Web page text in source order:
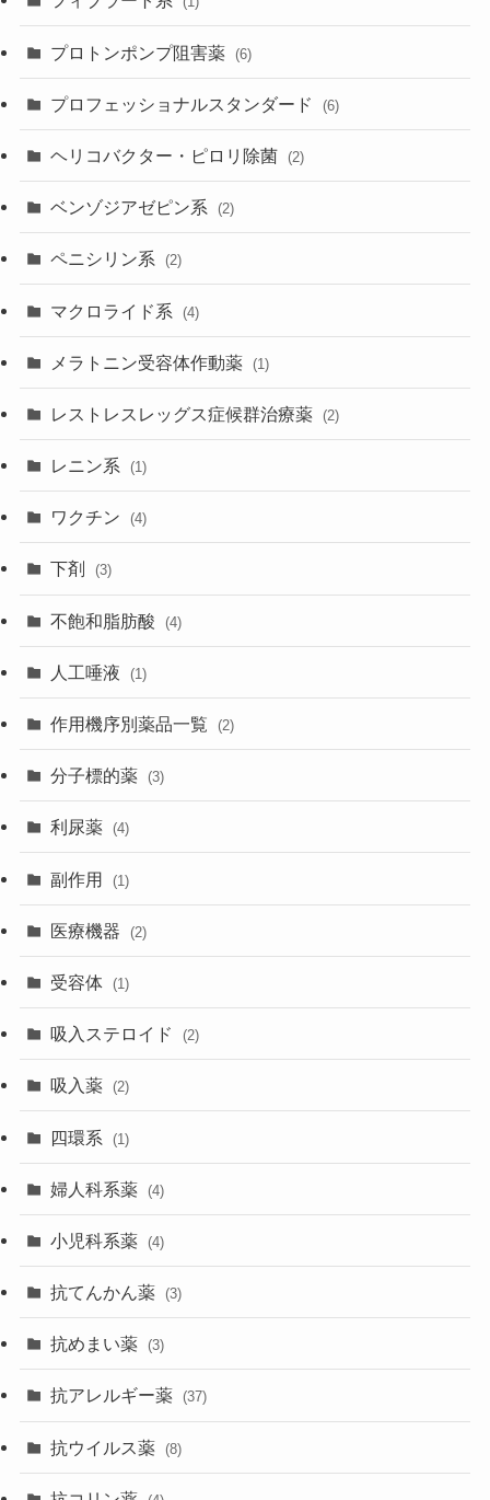
プロトンポンプ阻害薬 (6)
プロフェッショナルスタンダード (6)
ヘリコバクター・ピロリ除菌 (2)
ベンゾジアゼピン系 (2)
ペニシリン系 (2)
マクロライド系 (4)
メラトニン受容体作動薬 (1)
レストレスレッグス症候群治療薬 (2)
レニン系 (1)
ワクチン (4)
下剤 (3)
不飽和脂肪酸 (4)
人工唾液 (1)
作用機序別薬品一覧 (2)
分子標的薬 (3)
利尿薬 (4)
副作用 (1)
医療機器 (2)
受容体 (1)
吸入ステロイド (2)
吸入薬 (2)
四環系 (1)
婦人科系薬 (4)
小児科系薬 (4)
抗てんかん薬 (3)
抗めまい薬 (3)
抗アレルギー薬 (37)
抗ウイルス薬 (8)